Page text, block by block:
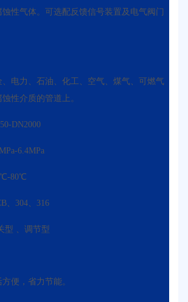
性气体。可选配反馈信号装置及电气阀门
、电力、石油、化工、空气、煤气、可燃气
性介质的管道上。
DN2000
6.4MPa
80℃
、304、316
型 、调节型
便，省力节能。